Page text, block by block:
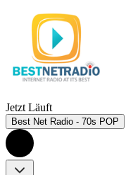
Jetzt Läuft
Best Net Radio - 70s POP